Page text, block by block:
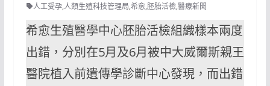
人工受孕,人類生殖科技管理局,希愈,胚胎活檢,醫療新聞
希愈生殖醫學中心胚胎活檢組織樣本兩度
出錯，分別在5月及6月被中大威爾斯親王
醫院植入前遺傳學診斷中心發現，而出錯